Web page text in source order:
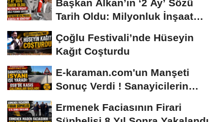
Başkan Alkan’ın ‘2 Ay’ Sözü
Tarih Oldu: Milyonluk İnşaat
Çoğlu Festivali’nde Hüseyin
Kağıt Coşturdu
E-karaman.com'un Manşeti
Sonuç Verdi ! Sanayicilerin
Ermenek Faciasının Firari